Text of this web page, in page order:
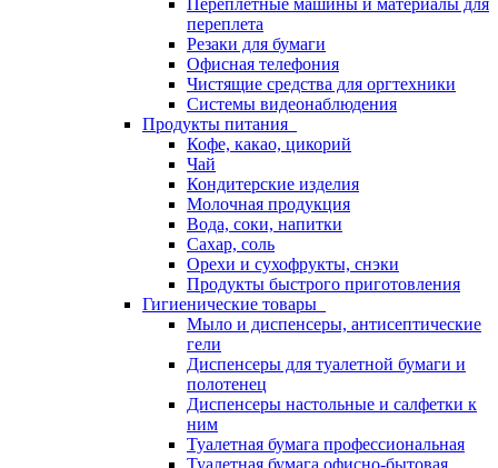
Переплетные машины и материалы для
переплета
Резаки для бумаги
Офисная телефония
Чистящие средства для оргтехники
Системы видеонаблюдения
Продукты питания
Кофе, какао, цикорий
Чай
Кондитерские изделия
Молочная продукция
Вода, соки, напитки
Сахар, соль
Орехи и сухофрукты, снэки
Продукты быстрого приготовления
Гигиенические товары
Мыло и диспенсеры, антисептические
гели
Диспенсеры для туалетной бумаги и
полотенец
Диспенсеры настольные и салфетки к
ним
Туалетная бумага профессиональная
Туалетная бумага офисно-бытовая